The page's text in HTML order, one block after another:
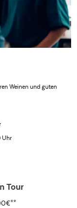
Weinen und guten
Uhr
Tour